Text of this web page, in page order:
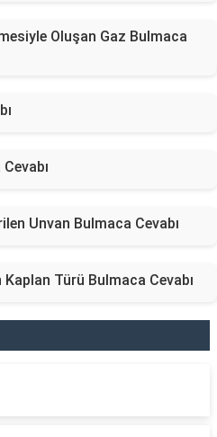
Oluşan Gaz Bulmaca
Unvan Bulmaca Cevabı
Türü Bulmaca Cevabı